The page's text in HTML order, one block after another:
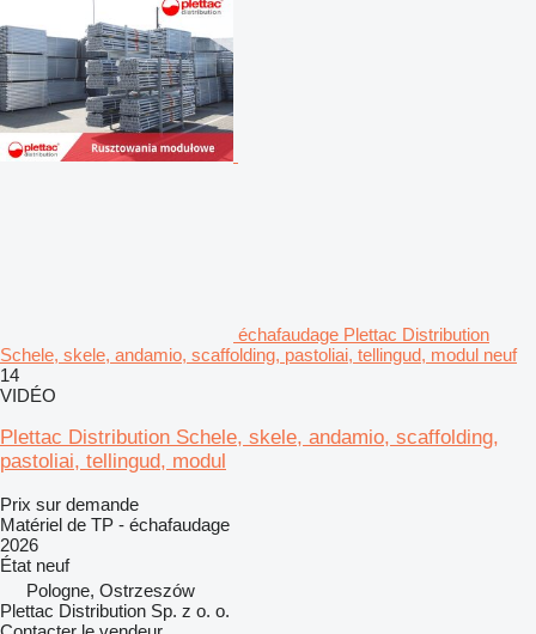
échafaudage Plettac Distribution
Schele, skele, andamio, scaffolding, pastoliai, tellingud, modul neuf
14
VIDÉO
Plettac Distribution Schele, skele, andamio, scaffolding,
pastoliai, tellingud, modul
Prix sur demande
Matériel de TP - échafaudage
2026
État neuf
Pologne, Ostrzeszów
Plettac Distribution Sp. z o. o.